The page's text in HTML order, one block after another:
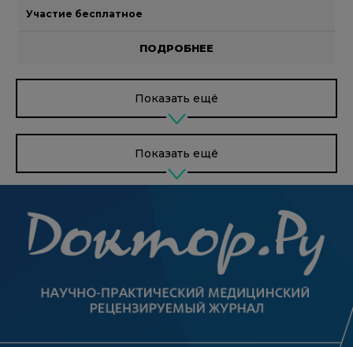
Участие бесплатное
ПОДРОБНЕЕ
Показать ещё
Показать ещё